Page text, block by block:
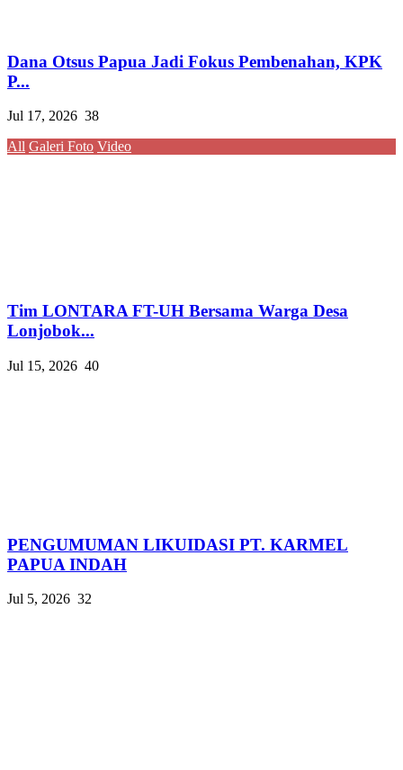
Dana Otsus Papua Jadi Fokus Pembenahan, KPK
P...
Jul 17, 2026 38
All Galeri Foto Video
Tim LONTARA FT-UH Bersama Warga Desa
Lonjobok...
Jul 15, 2026 40
PENGUMUMAN LIKUIDASI PT. KARMEL
PAPUA INDAH
Jul 5, 2026 32